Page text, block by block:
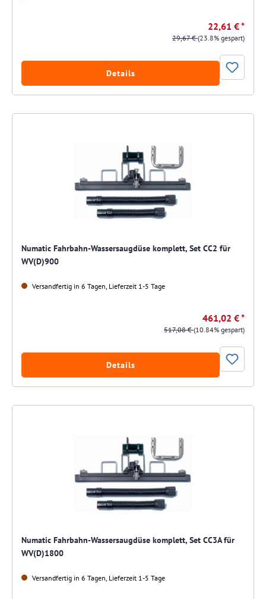
22,61 € *
29,67 €(23.8% gespart)
Details
Numatic Fahrbahn-Wassersaugdüse komplett, Set CC2 für
WV(D)900
Versandfertig in 6 Tagen, Lieferzeit 1-5 Tage
461,02 € *
517,08 €(10.84% gespart)
Details
Numatic Fahrbahn-Wassersaugdüse komplett, Set CC3A für
WV(D)1800
Versandfertig in 6 Tagen, Lieferzeit 1-5 Tage